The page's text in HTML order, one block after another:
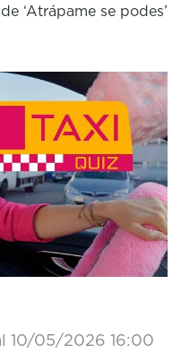
‘Atrápame se podes’
10/05/2026 16:00